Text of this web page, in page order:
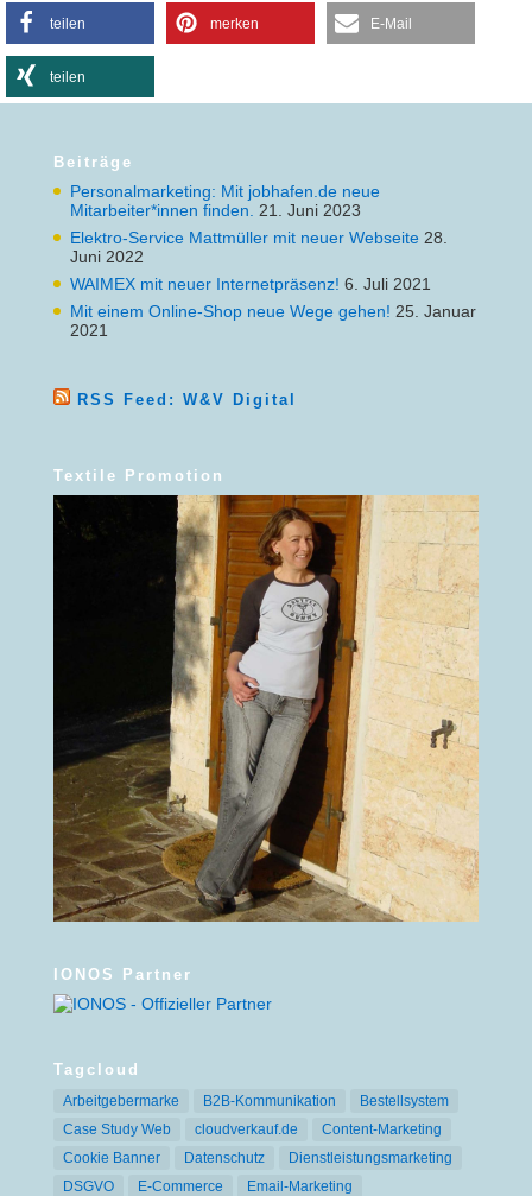
teilen merken E-Mail
teilen
Beiträge
Personalmarketing: Mit jobhafen.de neue
Mitarbeiter*innen finden.
21. Juni 2023
Elektro-Service Mattmüller mit neuer Webseite 28.
Juni 2022
WAIMEX mit neuer Internetpräsenz! 6. Juli 2021
Mit einem Online-Shop neue Wege gehen! 25. Januar
2021
RSS Feed: W&V Digital
Textile Promotion
IONOS Partner
Tagcloud
Arbeitgebermarke B2B-Kommunikation
Bestellsystem
Case Study Web
cloudverkauf.de
Content-Marketing
Cookie Banner
Datenschutz
Dienstleistungsmarketing
DSGVO
E-Commerce
Email-Marketing